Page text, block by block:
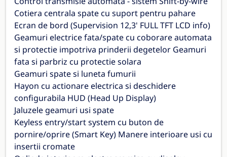
Cotiera centrala spate cu suport pentru pahare
Ecran de bord (Supervision 12,3' FULL TFT LCD info)
Geamuri electrice fata/spate cu coborare automata
si protectie impotriva prinderii degetelor Geamuri
fata si parbriz cu protectie solara
Geamuri spate si luneta fumurii
Hayon cu actionare electrica si deschidere
configurabila HUD (Head Up Display)
Jaluzele geamuri usi spate
Keyless entry/start system cu buton de
pornire/oprire (Smart Key) Manere interioare usi cu
insertii cromate